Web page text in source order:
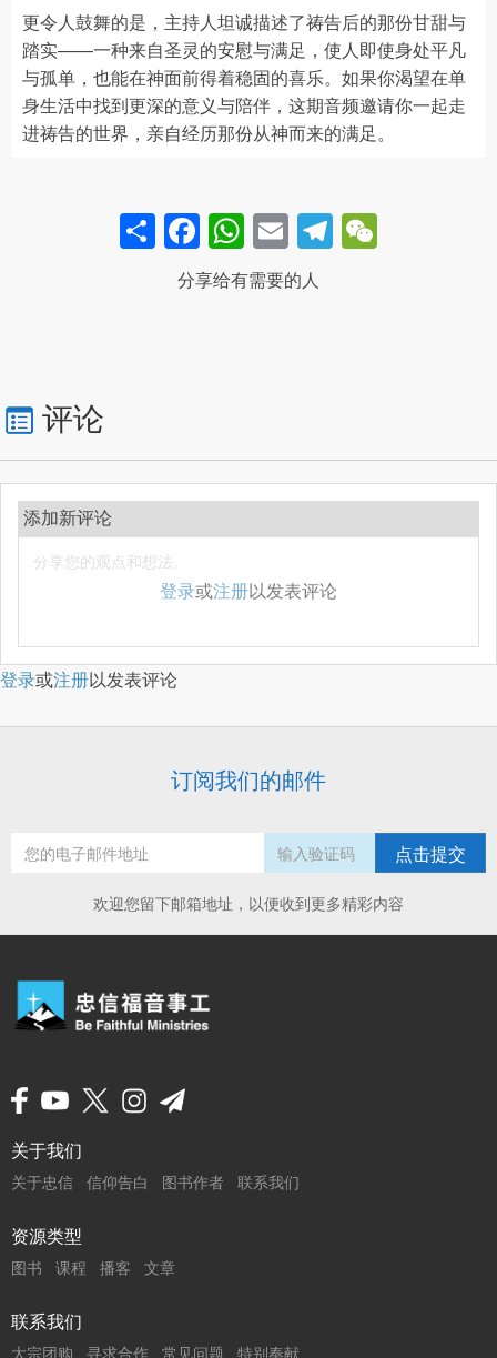
更令人鼓舞的是，主持人坦诚描述了祷告后的那份甘甜与
踏实——一种来自圣灵的安慰与满足，使人即使身处平凡
与孤单，也能在神面前得着稳固的喜乐。如果你渴望在单
身生活中找到更深的意义与陪伴，这期音频邀请你一起走
进祷告的世界，亲自经历那份从神而来的满足。
ShareFacebook
WhatsApp
EmailTelegram
分享给有需要的人
评论
添加新评论
登录或注册以发表评论
登录或注册以发表评论
订阅我们的邮件
点击提交
欢迎您留下邮箱地址，以便收到更多精彩内容
页
脚
菜
单
关于我们
关于忠信 信仰告白 图书作者 联系我们
资源类型
图书 课程 播客 文章
联系我们
大宗团购 寻求合作 常见问题 特别奉献